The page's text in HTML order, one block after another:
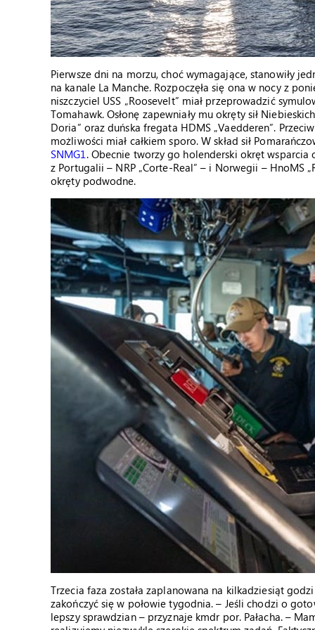
Pierwsze dni na morzu, choć wymagające, stanowiły
na kanale La Manche. Rozpoczęła się ona w nocy z
niszczyciel USS „Roosevelt” miał przeprowadzić
Tomahawk. Osłonę zapewniały mu okręty sił
Doria” oraz duńska fregata HDMS „Vaedderen”.
możliwości miał całkiem sporo. W skład sił
SNMG1. Obecnie tworzy go holenderski okręt wsparcia
z Portugalii – NRP „Corte-Real” – i Norwegii – HnoMS
okręty podwodne.
Trzecia faza została zaplanowana na kilkadziesiąt
zakończyć się w połowie tygodnia. – Jeśli chodzi o
lepszy sprawdzian – przyznaje kmdr por. Pałacha. –